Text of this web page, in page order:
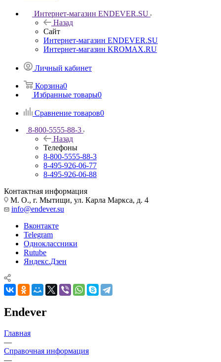
Интернет-магазин ENDEVER.SU
Назад
Сайт
Интернет-магазин ENDEVER.SU
Интернет-магазин KROMAX.RU
Личный кабинет
Корзина0
Избранные товары0
Сравнение товаров0
8-800-5555-88-3
Назад
Телефоны
8-800-5555-88-3
8-495-926-06-77
8-495-926-06-88
Контактная информация
М. О., г. Мытищи, ул. Карла Маркса, д. 4
info@endever.su
Вконтакте
Telegram
Одноклассники
Rutube
Яндекс.Дзен
Endever
Главная
—
Справочная информация
—